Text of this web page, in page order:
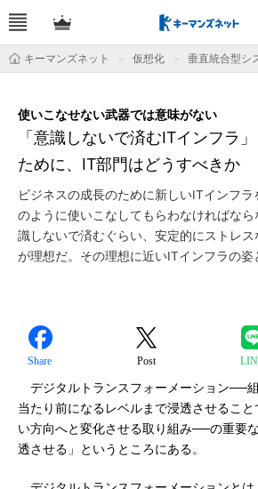
キーマンズネット 仮想化 垂直統合型シ
「意識しないで済むITインフラ
ために、IT部門はどうすべきか
使いこなせない武器では意味がない
ビジネスの成長のために新しいITインフラ
のように使いこなしてもらわなければな
識しないで済むぐらい、安定的にストレ
が理想だ。その理想に近いITインフラの姿
Share Post
デジタルトランスフォーメーション──
当たり前になるレベルまで浸透させるこ
い方向へと変化させる取り組み──の重要
透させる」というところにある。